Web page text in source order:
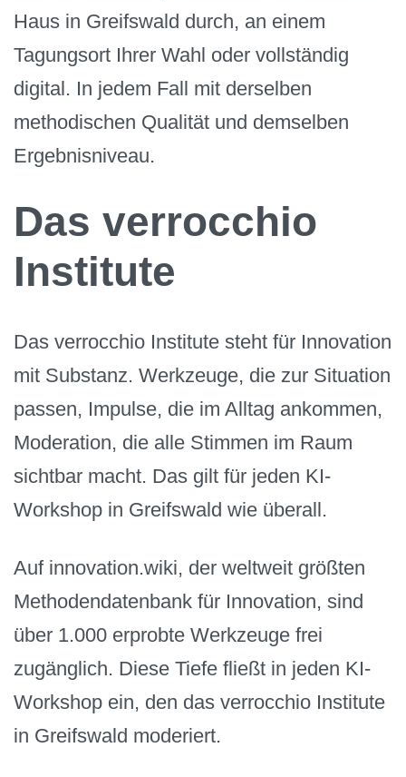
Haus in Greifswald durch, an einem
Tagungsort Ihrer Wahl oder vollständig
digital. In jedem Fall mit derselben
methodischen Qualität und demselben
Ergebnisniveau.
Das verrocchio
Institute
Das verrocchio Institute steht für Innovation
mit Substanz. Werkzeuge, die zur Situation
passen, Impulse, die im Alltag ankommen,
Moderation, die alle Stimmen im Raum
sichtbar macht. Das gilt für jeden KI-
Workshop in Greifswald wie überall.
Auf innovation.wiki, der weltweit größten
Methodendatenbank für Innovation, sind
über 1.000 erprobte Werkzeuge frei
zugänglich. Diese Tiefe fließt in jeden KI-
Workshop ein, den das verrocchio Institute
in Greifswald moderiert.